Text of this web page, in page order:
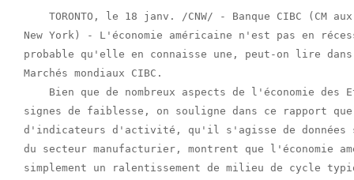
TORONTO, le 18 janv. /CNW/ - Banque CIBC (CM
New York) - L'économie américaine n'est pas en
probable qu'elle en connaisse une, peut-on lire dans
Marchés mondiaux CIBC.
Bien que de nombreux aspects de l'économie des
signes de faiblesse, on souligne dans ce rapport
d'indicateurs d'activité, qu'il s'agisse de données
du secteur manufacturier, montrent que l'économie
simplement un ralentissement de milieu de cycle